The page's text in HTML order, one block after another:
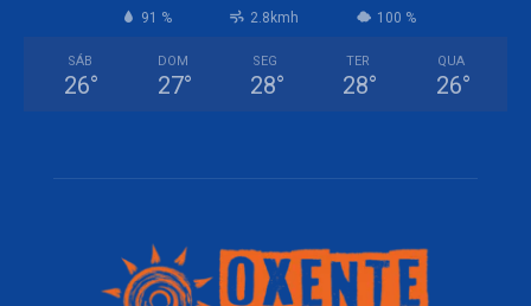
91 % 2.8kmh 100 %
SÁB
26°
DOM
27°
SEG
28°
TER
28°
QUA
26°